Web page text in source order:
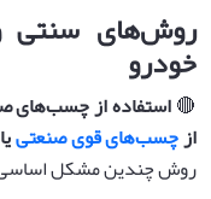
روش‌های سنتی و
خودرو
🔴استفاده از چسب‌های
ازچسب‌های قوی صنعتی
روش چندین مشکل